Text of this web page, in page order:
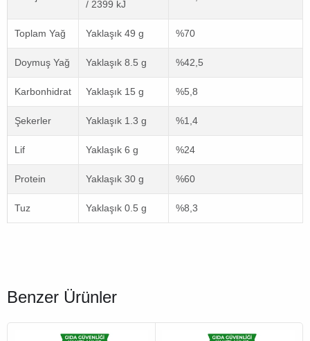
/ 2399 kJ
Toplam Yağ Yaklaşık 49 g %70
Doymuş Yağ Yaklaşık 8.5 g %42,5
Karbonhidrat Yaklaşık 15 g %5,8
Şekerler Yaklaşık 1.3 g %1,4
Lif Yaklaşık 6 g %24
Protein Yaklaşık 30 g %60
Tuz Yaklaşık 0.5 g %8,3
Benzer Ürünler